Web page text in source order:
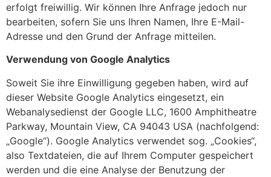
erfolgt freiwillig. Wir können Ihre Anfrage jedoch nur
bearbeiten, sofern Sie uns Ihren Namen, Ihre E-Mail-
Adresse und den Grund der Anfrage mitteilen.
Verwendung von Google Analytics
Soweit Sie ihre Einwilligung gegeben haben, wird auf
dieser Website Google Analytics eingesetzt, ein
Webanalysedienst der Google LLC, 1600 Amphitheatre
Parkway, Mountain View, CA 94043 USA (nachfolgend:
„Google“). Google Analytics verwendet sog. „Cookies“,
also Textdateien, die auf Ihrem Computer gespeichert
werden und die eine Analyse der Benutzung der